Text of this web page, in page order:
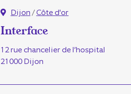
Dijon/Côte d'or
Interface
12 rue chancelier de l’hospital
21000 Dijon